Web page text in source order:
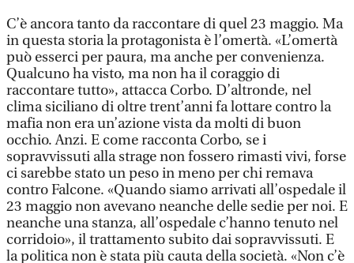
C’è ancora tanto da raccontare di quel 23 maggio. Ma
in questa storia la protagonista è l’omertà. «L’omertà
può esserci per paura, ma anche per convenienza.
Qualcuno ha visto, ma non ha il coraggio di
raccontare tutto», attacca Corbo. D’altronde, nel
clima siciliano di oltre trent’anni fa lottare contro la
mafia non era un’azione vista da molti di buon
occhio. Anzi. E come racconta Corbo, se i
sopravvissuti alla strage non fossero rimasti vivi, forse
ci sarebbe stato un peso in meno per chi remava
contro Falcone. «Quando siamo arrivati all’ospedale il
23 maggio non avevano neanche delle sedie per noi. E
neanche una stanza, all’ospedale c’hanno tenuto nel
corridoio», il trattamento subito dai sopravvissuti. E
la politica non è stata più cauta della società. «Non c’è